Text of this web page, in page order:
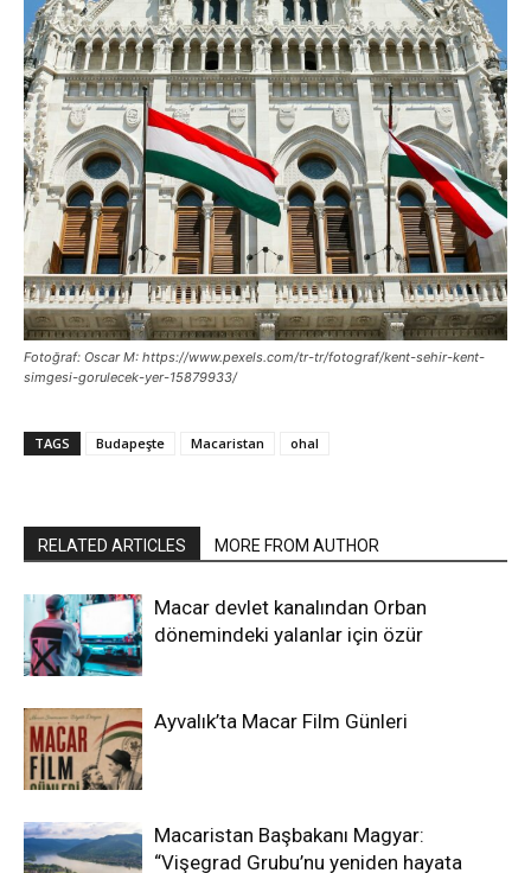
Fotoğraf: Oscar M: https://www.pexels.com/tr-tr/fotograf/kent-sehir-kent-
simgesi-gorulecek-yer-15879933/
TAGS Budapeşte Macaristan ohal
RELATED ARTICLES MORE FROM AUTHOR
Macar devlet kanalından Orban
dönemindeki yalanlar için özür
Ayvalık’ta Macar Film Günleri
Macaristan Başbakanı Magyar:
“Vişegrad Grubu’nu yeniden hayata